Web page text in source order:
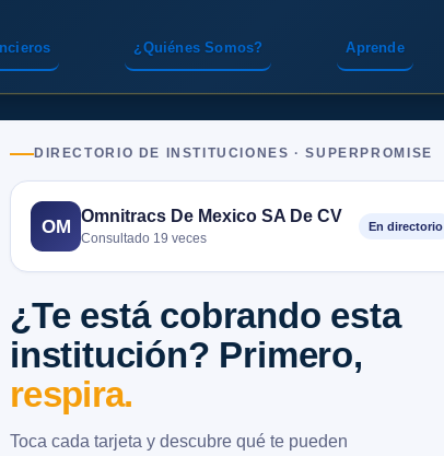
¿Quiénes Somos? Aprende
DIRECTORIO DE INSTITUCIONES · SUPERPROMISE
OM
Omnitracs De Mexico SA De CV
Consultado 19 veces
En directorio
¿Te está cobrando esta
institución? Primero,
respira.
Toca cada tarjeta y descubre qué te pueden